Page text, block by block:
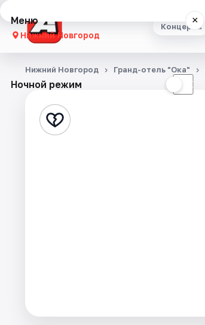
Концерты
Меню ×
Нижний Новгород
Концерты
Стендап
Ночной режим ☾
Нижний Новгород Гранд-отель "Ока"